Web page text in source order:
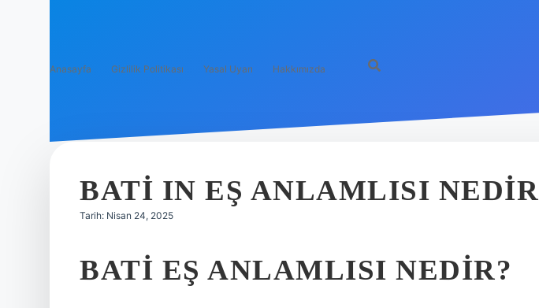
Anasayfa Gizlilik Politikası Yasal Uyarı Hakkımızda
BATI IN EŞ ANLAMLISI NEDIR
Tarih: Nisan 24, 2025
BATI EŞ ANLAMLISI NEDIR?